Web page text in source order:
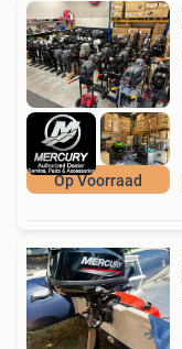
Op Voorraad